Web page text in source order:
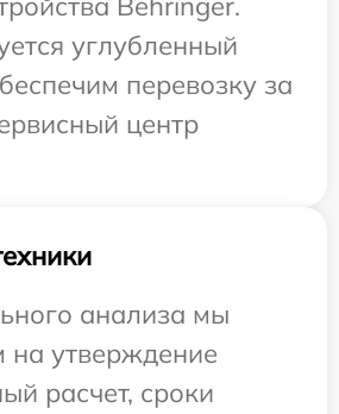
углубленный
перевозку за
центр
анализа мы
на утверждение
расчет, сроки